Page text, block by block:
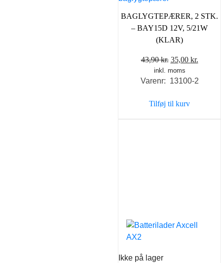
BAGLYGTEPÆRER, 2 STK.
– BAY15D 12V, 5/21W
(KLAR)
43,90kr. Den
oprindelige
pris
43,90 kr..
35,00 kr.
pris
inkl. moms
Varenr: 13100-2
Tilføj til kurv
Ikke på lager